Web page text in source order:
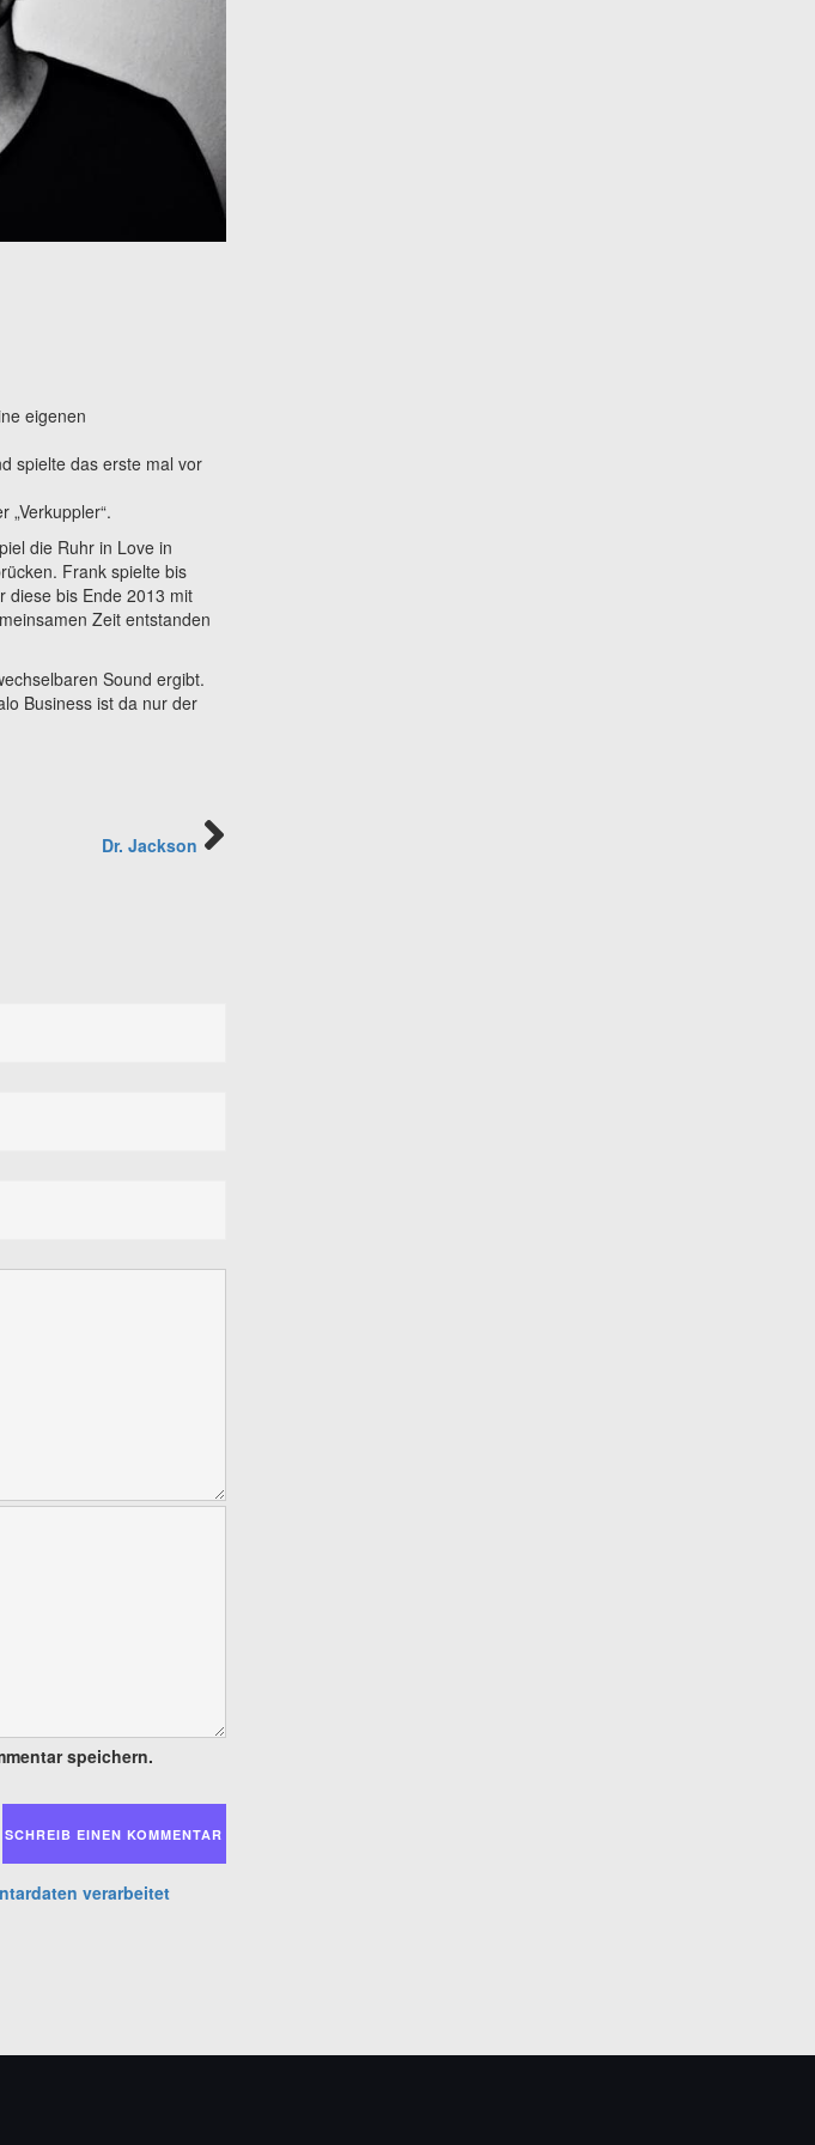
eigenen
spielte das erste mal vor
die Ruhr in Love in
Frank spielte bis
diese bis Ende 2013 mit
Zeit entstanden
Sound ergibt.
Business ist da nur der
Dr. Jackson
speichern.
verarbeitet